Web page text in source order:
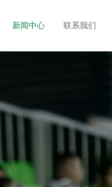
新闻中心 联系我们